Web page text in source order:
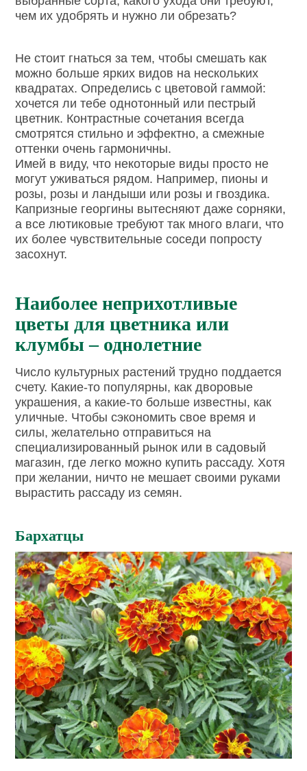
чем их удобрять и нужно ли обрезать?
Не стоит гнаться за тем, чтобы смешать как
можно больше ярких видов на нескольких
квадратах. Определись с цветовой гаммой:
хочется ли тебе однотонный или пестрый
цветник. Контрастные сочетания всегда
смотрятся стильно и эффектно, а смежные
оттенки очень гармоничны.
Имей в виду, что некоторые виды просто не
могут уживаться рядом. Например, пионы и
розы, розы и ландыши или розы и гвоздика.
Капризные георгины вытесняют даже сорняки,
а все лютиковые требуют так много влаги, что
их более чувствительные соседи попросту
засохнут.
Наиболее неприхотливые
цветы для цветника или
клумбы – однолетние
Число культурных растений трудно поддается
счету. Какие-то популярны, как дворовые
украшения, а какие-то больше известны, как
уличные. Чтобы сэкономить свое время и
силы, желательно отправиться на
специализированный рынок или в садовый
магазин, где легко можно купить рассаду. Хотя
при желании, ничто не мешает своими руками
вырастить рассаду из семян.
Бархатцы